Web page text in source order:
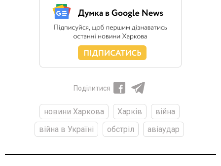
Поділитися
новини Харкова Харків
війна
війна в Україні
обстріл авіаудар